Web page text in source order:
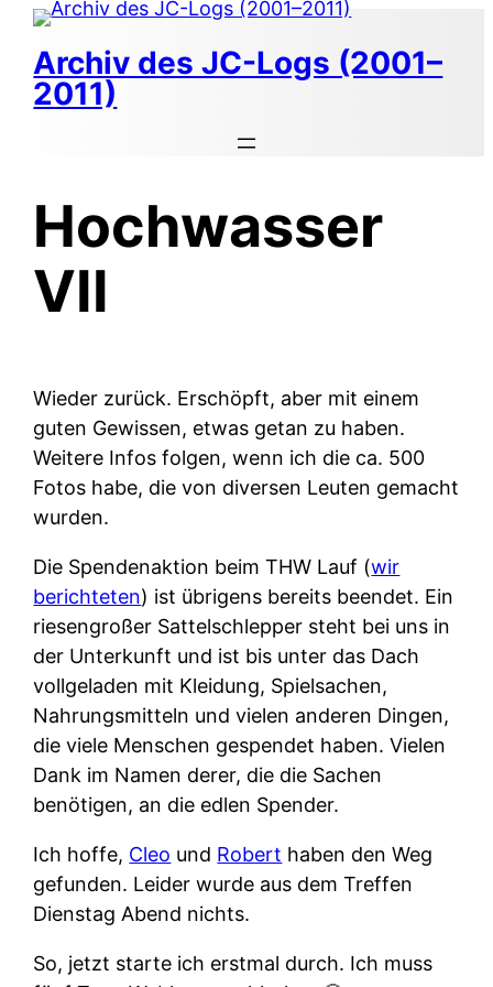
Zum
Inhalt
springen
Archiv des JC-Logs (2001–
2011)
Hochwasser
VII
Wieder zurück. Erschöpft, aber mit einem
guten Gewissen, etwas getan zu haben.
Weitere Infos folgen, wenn ich die ca. 500
Fotos habe, die von diversen Leuten gemacht
wurden.
Die Spendenaktion beim THW Lauf (wir
berichteten) ist übrigens bereits beendet. Ein
riesengroßer Sattelschlepper steht bei uns in
der Unterkunft und ist bis unter das Dach
vollgeladen mit Kleidung, Spielsachen,
Nahrungsmitteln und vielen anderen Dingen,
die viele Menschen gespendet haben. Vielen
Dank im Namen derer, die die Sachen
benötigen, an die edlen Spender.
Ich hoffe, Cleo und Robert haben den Weg
gefunden. Leider wurde aus dem Treffen
Dienstag Abend nichts.
So, jetzt starte ich erstmal durch. Ich muss